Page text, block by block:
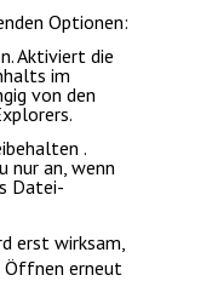
Optionen:
. Aktiviert die
im
von den
.
nur an, wenn
Datei-
erst wirksam,
Öffnen erneut